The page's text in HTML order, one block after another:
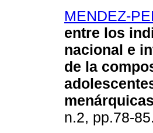
MENDEZ-
entre los
nacional e
de la
menárquicas
n.2, pp.78-